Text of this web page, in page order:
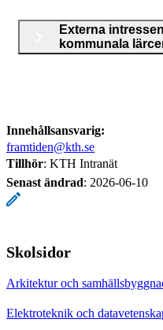
Externa
kommunala
Innehållsansvarig:
framtiden@kth.se
Tillhör: KTH Intranät
Senast ändrad: 2026-06-10
Skolsidor
Arkitektur och
Elektroteknik och